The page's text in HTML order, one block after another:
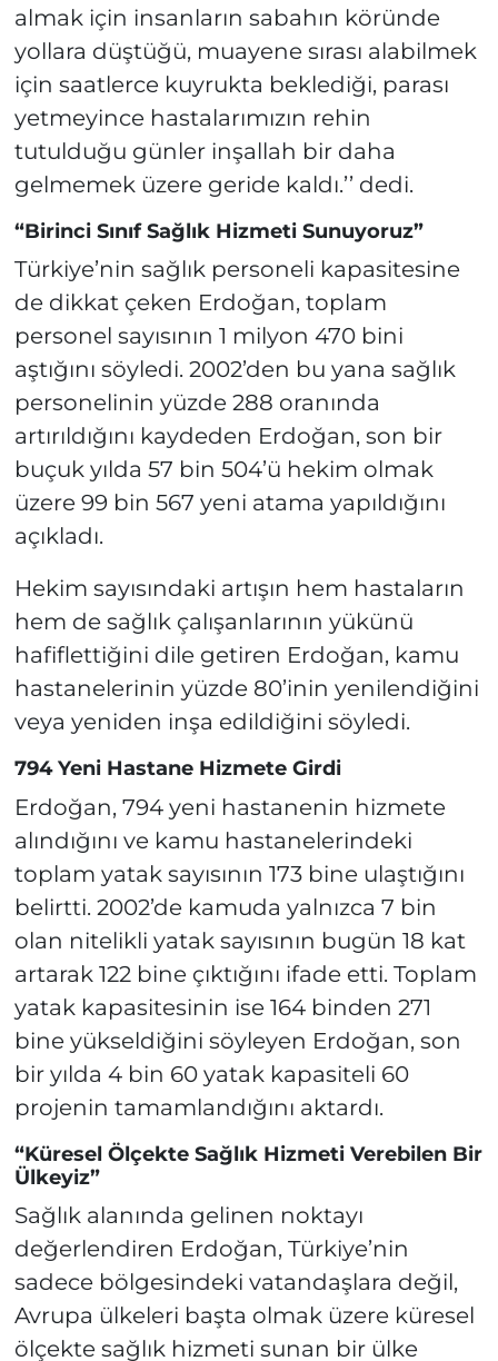
almak için insanların sabahın köründe
yollara düştüğü, muayene sırası alabilmek
için saatlerce kuyrukta beklediği, parası
yetmeyince hastalarımızın rehin
tutulduğu günler inşallah bir daha
gelmemek üzere geride kaldı.’’ dedi.
“Birinci Sınıf Sağlık Hizmeti Sunuyoruz”
Türkiye’nin sağlık personeli kapasitesine
de dikkat çeken Erdoğan, toplam
personel sayısının 1 milyon 470 bini
aştığını söyledi. 2002’den bu yana sağlık
personelinin yüzde 288 oranında
artırıldığını kaydeden Erdoğan, son bir
buçuk yılda 57 bin 504’ü hekim olmak
üzere 99 bin 567 yeni atama yapıldığını
açıkladı.
Hekim sayısındaki artışın hem hastaların
hem de sağlık çalışanlarının yükünü
hafiflettiğini dile getiren Erdoğan, kamu
hastanelerinin yüzde 80’inin yenilendiğini
veya yeniden inşa edildiğini söyledi.
794 Yeni Hastane Hizmete Girdi
Erdoğan, 794 yeni hastanenin hizmete
alındığını ve kamu hastanelerindeki
toplam yatak sayısının 173 bine ulaştığını
belirtti. 2002’de kamuda yalnızca 7 bin
olan nitelikli yatak sayısının bugün 18 kat
artarak 122 bine çıktığını ifade etti. Toplam
yatak kapasitesinin ise 164 binden 271
bine yükseldiğini söyleyen Erdoğan, son
bir yılda 4 bin 60 yatak kapasiteli 60
projenin tamamlandığını aktardı.
“Küresel Ölçekte Sağlık Hizmeti Verebilen Bir
Ülkeyiz”
Sağlık alanında gelinen noktayı
değerlendiren Erdoğan, Türkiye’nin
sadece bölgesindeki vatandaşlara değil,
Avrupa ülkeleri başta olmak üzere küresel
ölçekte sağlık hizmeti sunan bir ülke